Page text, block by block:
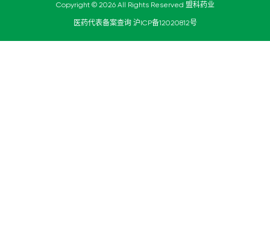
Copyright © 2026 All Rights Reserved 盟科药业
医药代表备案查询 沪ICP备12020812号